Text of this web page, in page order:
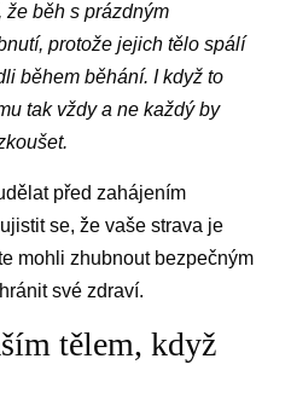
běh s prázdným
protože jejich tělo spálí
během běhání. I když to
tak vždy a ne každý by
před zahájením
se, že vaše strava je
mohli zhubnout bezpečným
své zdraví.
tělem, když